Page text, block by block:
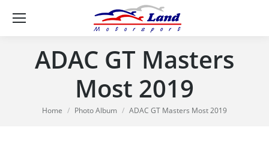
ADAC GT Masters
Most 2019
You are here:
Home Photo Album ADAC GT Masters Most 2019